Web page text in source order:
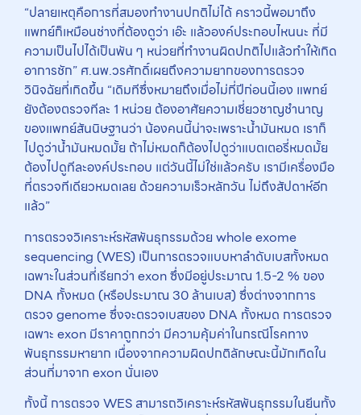
“ปลายเหตุคือการที่สมองทำงานปกติไม่ได้ คราวนี้พอมาถึง
แพทย์ก็เหมือนช่างที่ต้องดูว่า เอ๊ะ แล้วองค์ประกอบไหนนะ ที่มี
ความเป็นไปได้เป็นพัน ๆ หน่วยที่ทำงานผิดปกติไปแล้วทำให้เกิด
อาการชัก” ศ.นพ.วรศักดิ์เผยถึงความยากของการตรวจ
วินิจฉัยที่เกิดขึ้น “เดิมทีซึ่งหมายถึงเมื่อไม่กี่ปีก่อนนี้เอง แพทย์
ยังต้องตรวจทีละ 1 หน่วย ต้องอาศัยความเชี่ยวชาญชำนาญ
ของแพทย์สันนิษฐานว่า น้องคนนี้น่าจะเพราะน้ำมันหมด เราก็
ไปดูว่าน้ำมันหมดมั้ย ถ้าไม่หมดก็ต้องไปดูว่าแบตเตอรี่หมดมั้ย
ต้องไปดูทีละองค์ประกอบ แต่วันนี้ไม่ใช่แล้วครับ เรามีเครื่องมือ
ที่ตรวจทีเดียวหมดเลย ด้วยความเร็วหลักวัน ไม่ถึงสัปดาห์อีก
แล้ว”
การตรวจวิเคราะห์รหัสพันธุกรรมด้วย whole exome
sequencing (WES) เป็นการตรวจแบบหาลำดับเบสทั้งหมด
เฉพาะในส่วนที่เรียกว่า exon ซึ่งมีอยู่ประมาณ 1.5-2 % ของ
DNA ทั้งหมด (หรือประมาณ 30 ล้านเบส) ซึ่งต่างจากการ
ตรวจ genome ซึ่งจะตรวจเบสของ DNA ทั้งหมด การตรวจ
เฉพาะ exon มีราคาถูกกว่า มีความคุ้มค่าในกรณีโรคทาง
พันธุกรรมหายาก เนื่องจากความผิดปกติลักษณะนี้มักเกิดใน
ส่วนที่มาจาก exon นั่นเอง
ทั้งนี้ การตรวจ WES สามารถวิเคราะห์รหัสพันธุกรรมในยีนทั้ง